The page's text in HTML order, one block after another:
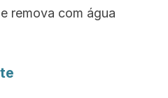
remova com água